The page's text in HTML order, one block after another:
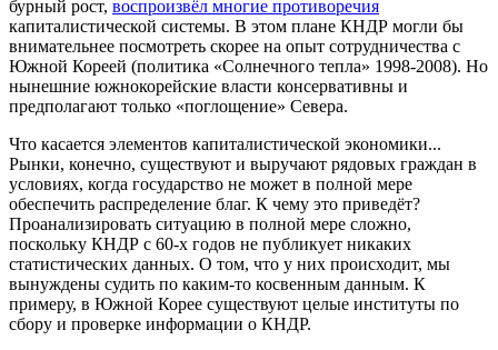
бурный рост, воспроизвёл многие противоречия
капиталистической системы. В этом плане КНДР могли бы
внимательнее посмотреть скорее на опыт сотрудничества с
Южной Кореей (политика «Солнечного тепла» 1998-2008). Но
нынешние южнокорейские власти консервативны и
предполагают только «поглощение» Севера.
Что касается элементов капиталистической экономики...
Рынки, конечно, существуют и выручают рядовых граждан в
условиях, когда государство не может в полной мере
обеспечить распределение благ. К чему это приведёт?
Проанализировать ситуацию в полной мере сложно,
поскольку КНДР с 60-х годов не публикует никаких
статистических данных. О том, что у них происходит, мы
вынуждены судить по каким-то косвенным данным. К
примеру, в Южной Корее существуют целые институты по
сбору и проверке информации о КНДР.